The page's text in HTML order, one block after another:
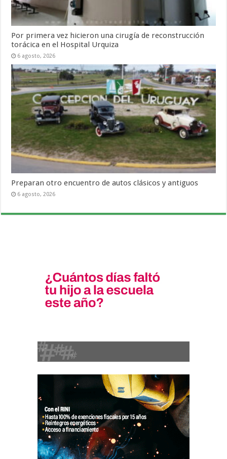
Por primera vez hicieron una cirugía de reconstrucción
torácica en el Hospital Urquiza
6 agosto, 2026
Preparan otro encuentro de autos clásicos y antiguos
6 agosto, 2026